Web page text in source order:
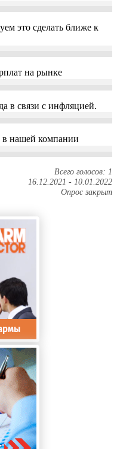
это сделать ближе к
на рынке
в связи с инфляцией.
в нашей компании
Всего голосов: 1
16.12.2021 - 10.01.2022
Опрос закрыт